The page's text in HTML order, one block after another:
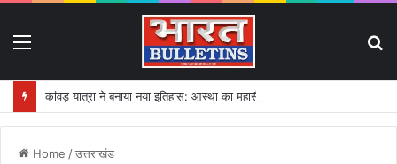
कांवड़ यात्रा ने बनाया नया इतिहास: आस्था का महासैलाब!
Home /उत्तराखंड